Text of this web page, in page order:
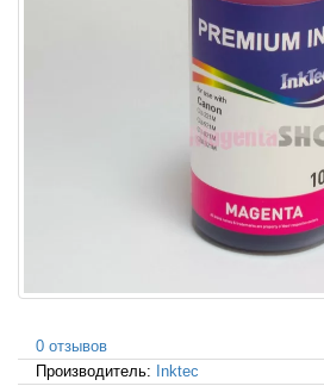
0 отзывов
Производитель: Inktec